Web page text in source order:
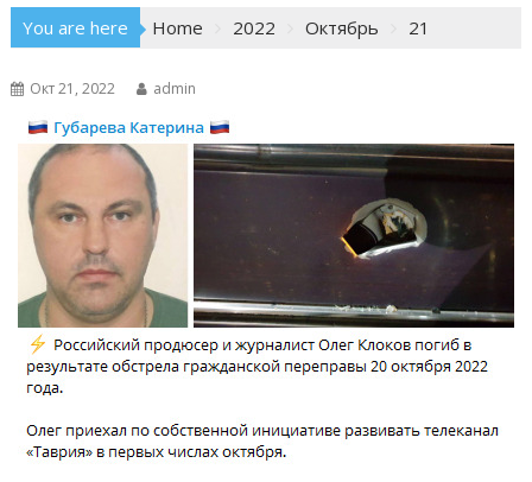
You are here Home 2022 Октябрь 21
Окт 21, 2022 admin